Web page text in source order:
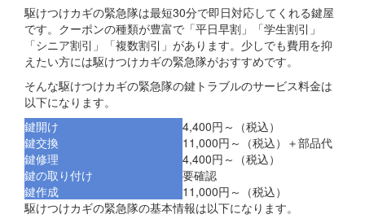
駆けつけカギの緊急隊は最短30分で即日対応してくれる鍵屋
です。クーポンの種類が豊富で「平日早割」「学生割引」
「シニア割引」「複数割引」があります。少しでも費用を抑
えたい方には駆けつけカギの緊急隊がおすすめです。
そんな駆けつけカギの緊急隊の鍵トラブルのサービス料金は
以下になります。
鍵開け
4,400円～（税込）
鍵交換
11,000円～（税込）＋部品代
鍵修理
4,400円～（税込）
鍵の取り付け
要確認
鍵作成
11,000円～（税込）
駆けつけカギの緊急隊の基本情報は以下になります。